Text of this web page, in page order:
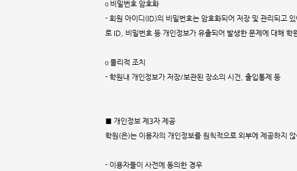
ο 비밀번호 암호화
- 회원 아이디(ID)의 비밀번호는 암호화되어 저장 및 관리되고
로 ID, 비밀번호 등 개인정보가 유출되어 발생한 문제에 대해
ο 물리적 조치
- 학원내 개인정보가 저장/보관된 장소의 시건, 출입통제 등
■ 개인정보 제3자 제공
학원(은)는 이용자의 개인정보를 원칙적으로 외부에 제공하지
- 이용자들이 사전에 동의한 경우